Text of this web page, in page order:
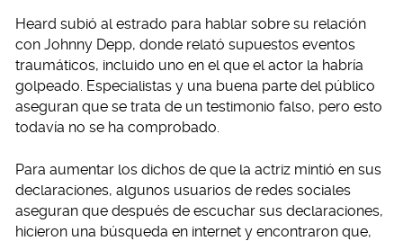
Heard subió al estrado para hablar sobre su relación
con Johnny Depp, donde relató supuestos eventos
traumáticos, incluido uno en el que el actor la habría
golpeado. Especialistas y una buena parte del público
aseguran que se trata de un testimonio falso, pero esto
todavía no se ha comprobado.
Para aumentar los dichos de que la actriz mintió en sus
declaraciones, algunos usuarios de redes sociales
aseguran que después de escuchar sus declaraciones,
hicieron una búsqueda en internet y encontraron que,